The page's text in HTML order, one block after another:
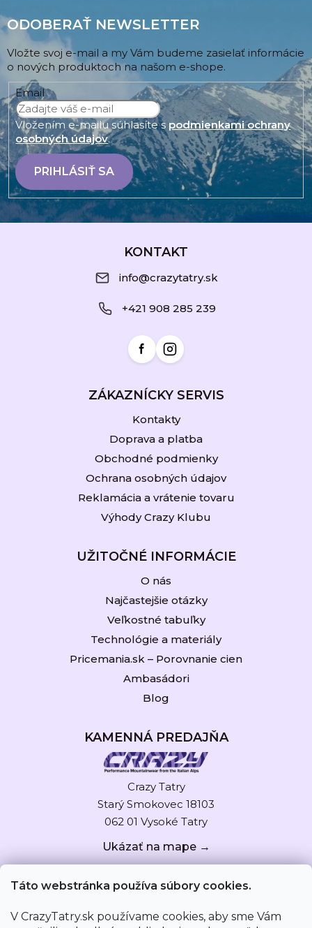
Táto webstránka používa súbory cookies.
V CrazyTatry.sk používame cookies, aby sme Vám
ODOBERAŤ NEWSLETTER
Vložte svoj e-mail a my Vám budeme zasielať informácie
o nových produktoch na našom e-shope.
Email
Vložením e-mailu súhlasíte spodmienkami ochrany
osobných údajov.
PRIHLÁSIŤ SA
KONTAKT
info@crazytatry.sk
+421 908 285 239
ZÁKAZNÍCKY SERVIS
Kontakty
Doprava a platba
Obchodné podmienky
Ochrana osobných údajov
Reklamácia a vrátenie tovaru
Výhody Crazy Klubu
UŽITOČNÉ INFORMÁCIE
O nás
Najčastejšie otázky
Veľkostné tabuľky
Technológie a materiály
Pricemania.sk – Porovnanie cien
Ambasádori
Blog
KAMENNÁ PREDAJŇA
Crazy Tatry
Starý Smokovec 18103
062 01 Vysoké Tatry
Ukázať na mape →